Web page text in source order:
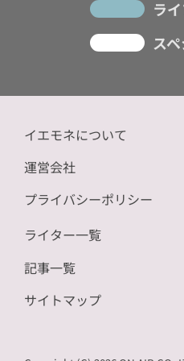
ラ
ス
イエモネについて
運営会社
プライバシーポリシー
ライター一覧
記事一覧
サイトマップ